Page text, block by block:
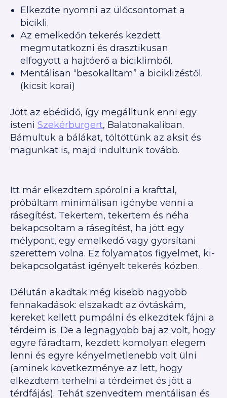
Elkezdte nyomni az ülőcsontomat a
bicikli.
Az emelkedőn tekerés kezdett
megmutatkozni és drasztikusan
elfogyott a hajtóerő a biciklimből.
Mentálisan “besokalltam” a biciklizéstől.
(kicsit korai)
Jött az ebédidő, így megálltunk enni egy
isteni Szekérburgert, Balatonakaliban.
Bámultuk a bálákat, töltöttünk az aksit és
magunkat is, majd indultunk tovább.
Itt már elkezdtem spórolni a krafttal,
próbáltam minimálisan igénybe venni a
rásegítést. Tekertem, tekertem és néha
bekapcsoltam a rásegítést, ha jött egy
mélypont, egy emelkedő vagy gyorsítani
szerettem volna. Ez folyamatos figyelmet, ki-
bekapcsolgatást igényelt tekerés közben.
Délután akadtak még kisebb nagyobb
fennakadások: elszakadt az övtáskám,
kereket kellett pumpálni és elkezdtek fájni a
térdeim is. De a legnagyobb baj az volt, hogy
egyre fáradtam, kezdett komolyan elegem
lenni és egyre kényelmetlenebb volt ülni
(aminek következménye az lett, hogy
elkezdtem terhelni a térdeimet és jött a
térdfájás). Tehát szenvedtem mentálisan és